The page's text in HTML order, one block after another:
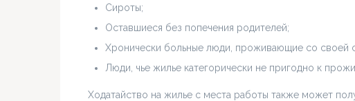
Сироты;
Оставшиеся без попечения родителей;
Хронически больные люди, проживающие со своей
Люди, чье жилье категорически не пригодно к
Ходатайство на жилье с места работы также может